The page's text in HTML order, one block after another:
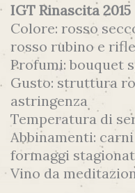
IGT Rinascita 2015
Colore: rosso
rosso rubino e
Profumi: bouquet
Gusto: struttura
astringenza
Temperatura di
Abbinamenti:
formaggi
Vino da